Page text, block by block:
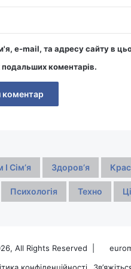
e-mail, та адресу сайту в
подальших коментарів.
І Сімʼя Здоровʼя
Психологія Техно
All Rights Reserved |
конфіденційності